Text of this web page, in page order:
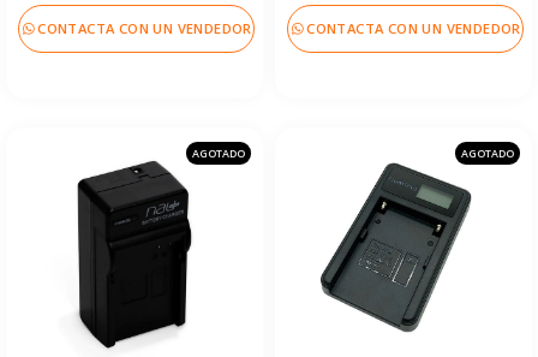
CONTACTA CON UN VENDEDOR CONTACTA CON UN VENDEDOR
AGOTADO AGOTADO